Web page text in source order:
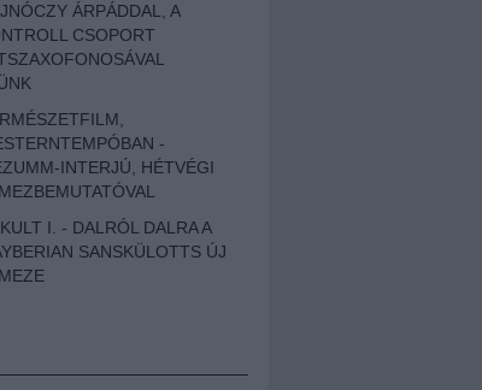
ÁRPÁDDAL, A
CSOPORT
-
INTERJÚ, HÉTVÉGI
I. - DALRÓL DALRA A
SANSKÜLOTTS ÚJ